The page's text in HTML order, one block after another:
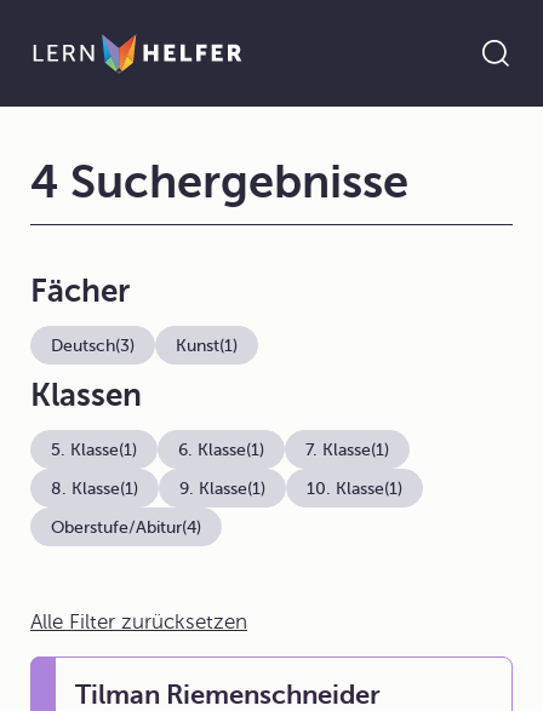
Alle Filter zurücksetzen
Tilman Riemenschneider
4 Suchergebnisse
Fächer
Deutsch(3) Kunst(1)
Klassen
5. Klasse(1) 6. Klasse(1) 7. Klasse(1)
8. Klasse(1) 9. Klasse(1) 10. Klasse(1)
Oberstufe/Abitur(4)